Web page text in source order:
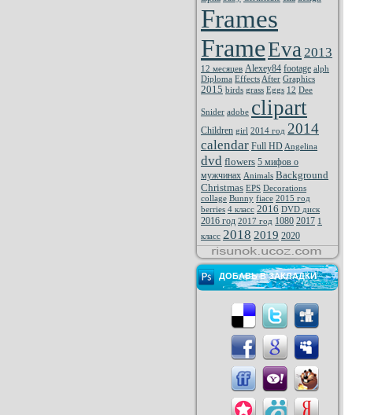
Frames
FrameEva 2013
12 месяцев Alexey84 footage alph
Diploma Effects After Graphics
2015 birds grass Eggs 12 Dee
Snider adobe clipart
Children girl 2014 год 2014
calendar Full HD Angelina
dvd flowers 5 мифов о
мужчинах Animals Background
Christmas EPS Decorations
collage Bunny fiace 2015 год
berries 4 класс 2016 DVD диск
2016 год 2017 год 1080 2017 1
класс 2018 2019 2020
ДОБАВЬ В ЗАКЛАДКИ